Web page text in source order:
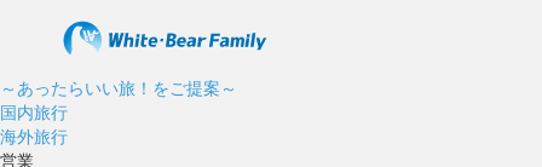
～あったらいい旅！をご提案～
国内旅行
海外旅行
営業